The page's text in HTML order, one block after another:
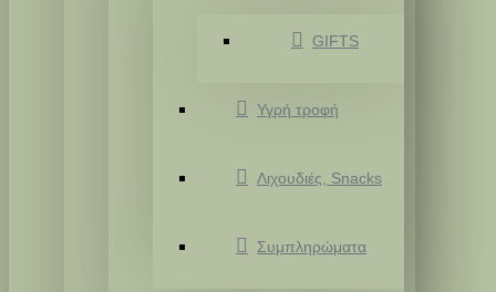
GIFTS
Υγρή τροφή
Λιχουδιές, Snacks
Συμπληρώματα